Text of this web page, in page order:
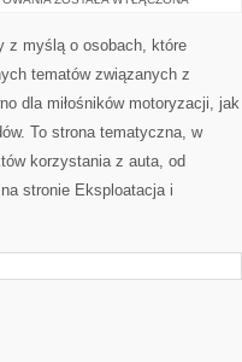
z myślą o osobach, które
tematów związanych z
dla miłośników motoryzacji, jak
To strona tematyczna, w
korzystania z auta, od
stronie Eksploatacja i